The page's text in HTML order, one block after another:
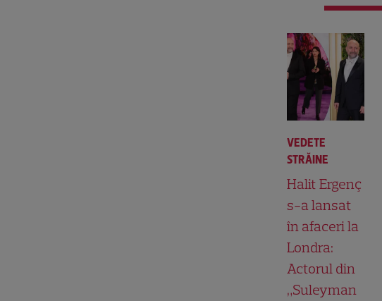
VEDETE
STRĂINE
Halit Ergenç
s-a lansat
în afaceri la
Londra:
Actorul din
„Suleyman